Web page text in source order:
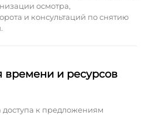
осмотра,
и консультаций по снятию
времени и ресурсов
доступа к предложениям